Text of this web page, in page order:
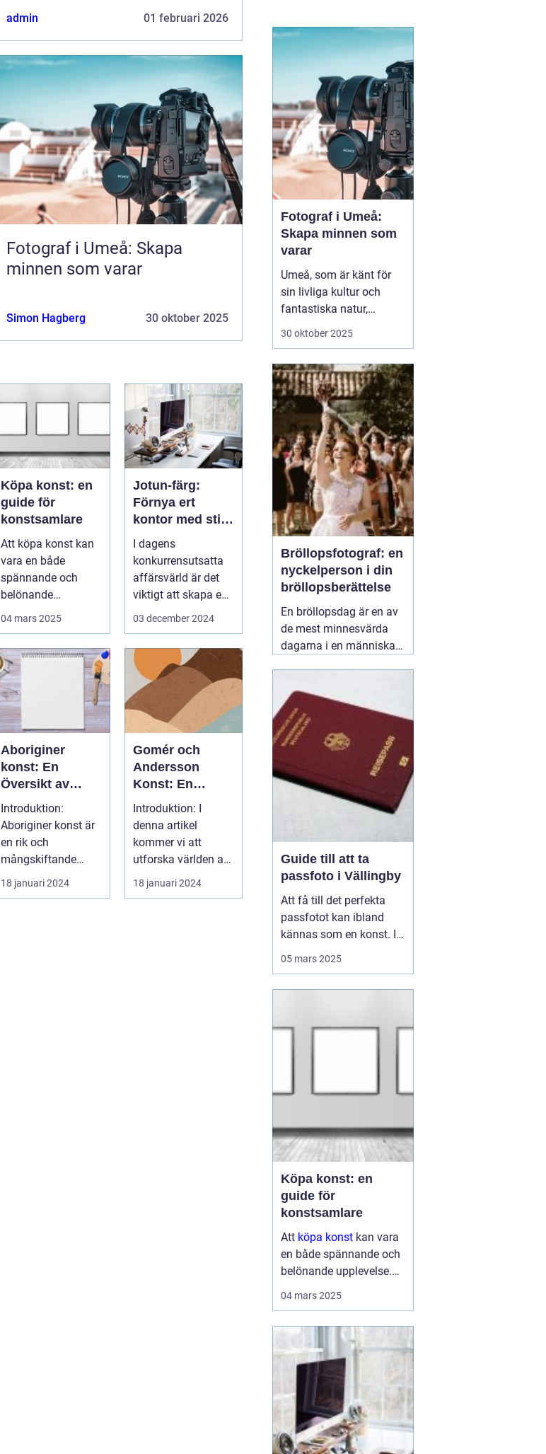
admin 01 februari 2026
Fotograf i Umeå: Skapa
minnen som varar
Simon Hagberg 30 oktober 2025
Köpa konst: en
guide för
konstsamlare
Att köpa konst kan
vara en både
spännande och
belönande
04 mars 2025
Jotun-färg:
Förnya ert
kontor med stil
och enkelhet
I dagens
konkurrensutsatta
affärsvärld är det
viktigt att skapa en
arbetsmiljö s...
03 december 2024
Aboriginer
konst: En
Översikt av
Konstformen
från Australiens
Urinvånare
Introduktion:
Aboriginer konst är
en rik och
mångskiftande
konstform som
härstammar från
18 januari 2024
Gomér och
Andersson
Konst: En
Fördjupande
Översikt
Introduktion: I
denna artikel
kommer vi att
utforska världen av
Gomér och
Andersson konst,
18 januari 2024
en viktig del av vår
identitet. Ett k&o...
Fotograf i Umeå:
Skapa minnen som
varar
Umeå, som är känt för
sin livliga kultur och
fantastiska natur,
erbjuder många tillfällen
staden för att utforska
dess kulturella
evenemang eller de
vackra norrlands...
30 oktober 2025
Bröllopsfotograf: en
nyckelperson i din
bröllopsberättelse
En bröllopsdag är en av
de mest minnesvärda
dagarna i en människas
känslosamma stunder
som man vill för evigt
bevara i minnet.
september 2025
Guide till att ta
passfoto i Vällingby
Att få till det perfekta
passfotot kan ibland
kännas som en konst. I
rät...
05 mars 2025
Köpa konst: en
guide för
konstsamlare
Att köpa konst kan vara
en både spännande och
belönande upplevelse.
att investera i något som
u...
04 mars 2025